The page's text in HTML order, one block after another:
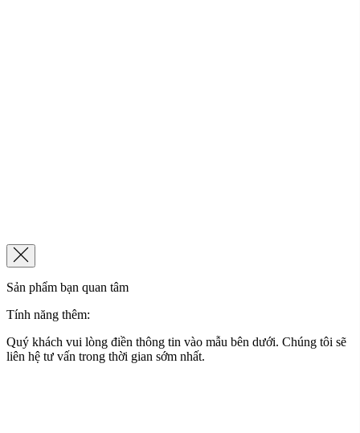
Sản phẩm bạn quan tâm
Tính năng thêm:
Quý khách vui lòng điền thông tin vào mẫu bên dưới. Chúng tôi sẽ
liên hệ tư vấn trong thời gian sớm nhất.